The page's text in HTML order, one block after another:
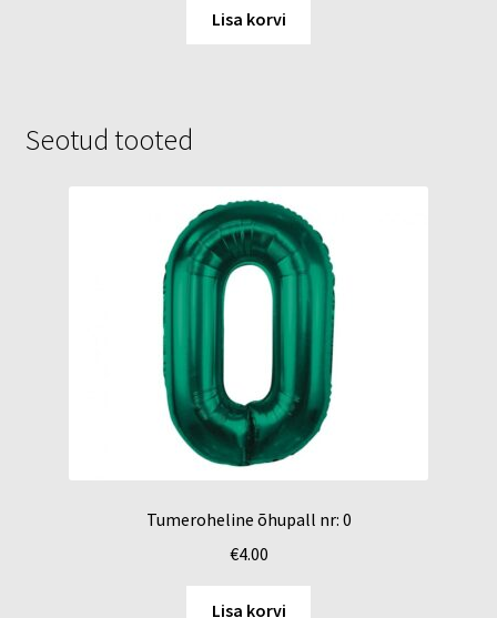
Lisa korvi
Seotud tooted
Tumeroheline õhupall nr: 0
€4.00
Lisa korvi